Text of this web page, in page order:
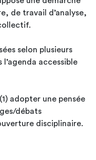
de travail d’analyse,
selon plusieurs
accessible
adopter une pensée
débats
disciplinaire.